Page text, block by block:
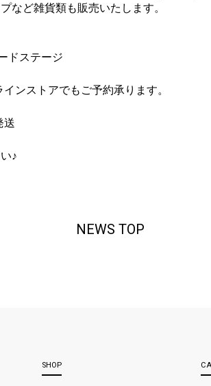
など雑貨類も販売いたします。
ドステージ
ンストアでもご予約承ります。
送
♪
NEWS TOP
SHOP